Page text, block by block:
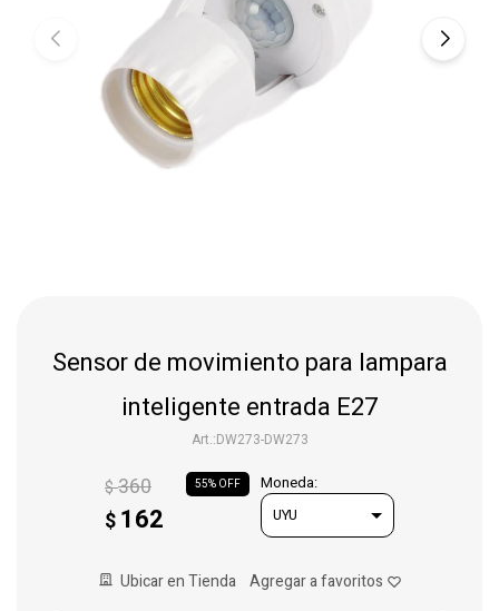
Sensor de movimiento para lampara
inteligente entrada E27
DW273-DW273
$ 162
$360 55 Moneda:
Ubicar en Tienda
Conexiones
Consolas y videojuegos
Juguetes